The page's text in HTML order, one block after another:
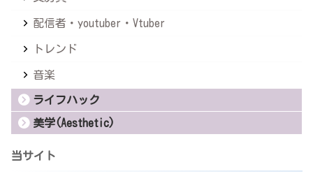
配信者・youtuber・Vtuber
トレンド
音楽
ライフハック
美学(Aesthetic)
当サイト